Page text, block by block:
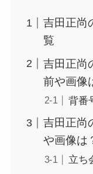
吉田正尚
覧
吉田正尚
前や画像
背番
吉田正尚
や画像は
立ち